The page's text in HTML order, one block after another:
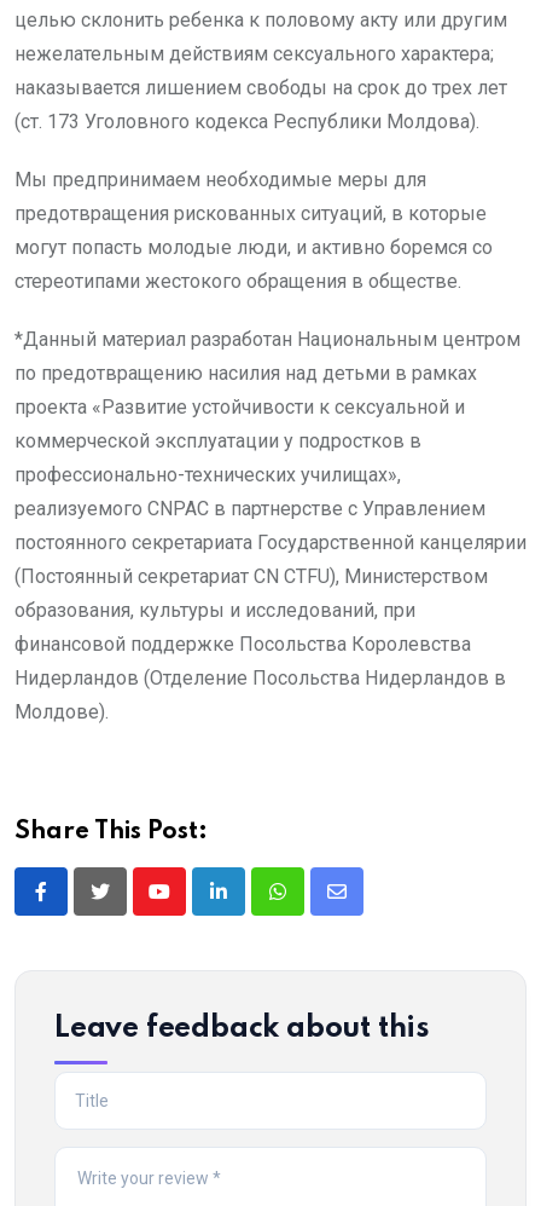
целью склонить ребенка к половому акту или другим
нежелательным действиям сексуального характера;
наказывается лишением свободы на срок до трех лет
(ст. 173 Уголовного кодекса Республики Молдова).
Мы предпринимаем необходимые меры для
предотвращения рискованных ситуаций, в которые
могут попасть молодые люди, и активно боремся со
стереотипами жестокого обращения в обществе.
*Данный материал разработан Национальным центром
по предотвращению насилия над детьми в рамках
проекта «Развитие устойчивости к сексуальной и
коммерческой эксплуатации у подростков в
профессионально-технических училищах»,
реализуемого CNPAC в партнерстве с Управлением
постоянного секретариата Государственной канцелярии
(Постоянный секретариат СN CTFU), Министерством
образования, культуры и исследований, при
финансовой поддержке Посольства Королевства
Нидерландов (Отделение Посольства Нидерландов в
Молдове).
Share This Post:
YoutubeLinkedInWhatsappShare
Email
Leave feedback about this